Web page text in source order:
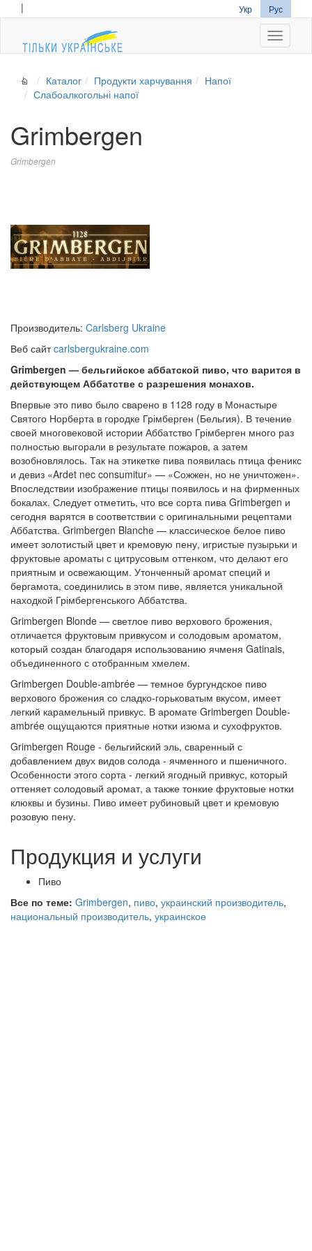
| Укр Рус
Каталог Продукти харчування
Напої
Слабоалкогольні напої
Grimbergen
Grimbergen
Производитель: Carlsberg Ukraine
Веб сайтcarlsbergukraine.com
Grimbergen — бельгийское аббатской пиво, что варится в
действующем Аббатстве с разрешения монахов.
Впервые это пиво было сварено в 1128 году в Монастыре
Святого Норберта в городке Грімберген (Бельгия). В течение
своей многовековой истории Аббатство Грімберген много раз
полностью выгорали в результате пожаров, а затем
возобновлялось. Так на этикетке пива появилась птица феникс
и девиз «Ardet nec consumitur» — «Сожжен, но не уничтожен».
Впоследствии изображение птицы появилось и на фирменных
бокалах. Следует отметить, что все сорта пива Grimbergen и
сегодня варятся в соответствии с оригинальными рецептами
Аббатства. Grimbergen Blanche — классическое белое пиво
имеет золотистый цвет и кремовую пену, игристые пузырьки и
фруктовые ароматы с цитрусовым оттенком, что делают его
приятным и освежающим. Утонченный аромат специй и
бергамота, соединились в этом пиве, является уникальной
находкой Грімбергенського Аббатства.
Grimbergen Blonde — светлое пиво верхового брожения,
отличается фруктовым привкусом и солодовым ароматом,
который создан благодаря использованию ячменя Gatinais,
объединенного с отобранным хмелем.
Grimbergen Double-ambrée — темное бургундское пиво
верхового брожения со сладко-горьковатым вкусом, имеет
легкий карамельный привкус. В аромате Grimbergen Double-
ambrée ощущаются приятные нотки изюма и сухофруктов.
Grimbergen Rouge - бельгийский эль, сваренный с
добавлением двух видов солода - ячменного и пшеничного.
Особенности этого сорта - легкий ягодный привкус, который
оттеняет солодовый аромат, а также тонкие фруктовые нотки
клюквы и бузины. Пиво имеет рубиновый цвет и кремовую
розовую пену.
Продукция и услуги
Пиво
Все по теме: Grimbergen, пиво, украинский производитель,
национальный производитель, украинское